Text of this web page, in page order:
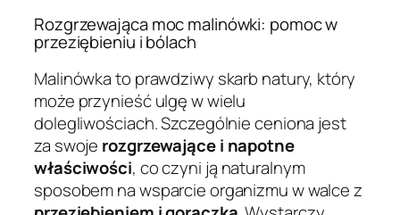
Rozgrzewająca moc malinówki: pomoc w
przeziębieniu i bólach
Malinówka to prawdziwy skarb natury, który
może przynieść ulgę w wielu
dolegliwościach. Szczególnie ceniona jest
za swoje rozgrzewające i napotne
właściwości, co czyni ją naturalnym
sposobem na wsparcie organizmu w walce z